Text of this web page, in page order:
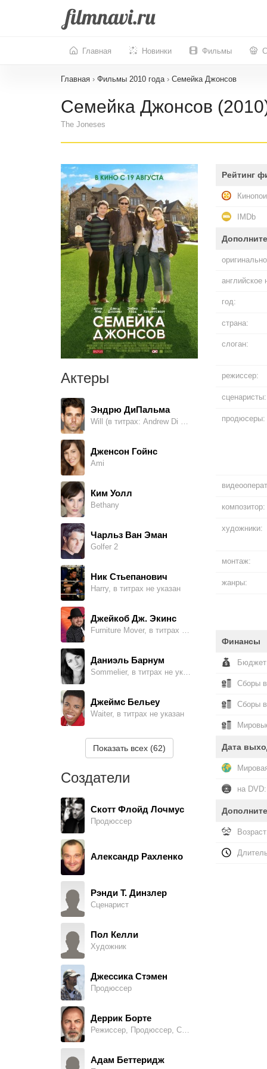
Главная Новинки Фильмы
Главная › Фильмы 2010 года › Семейка Джонсов
Семейка Джонсов
The Joneses
Актеры
Эндрю ДиПальма
Will (в титрах: Andrew Di Palma)
Дженсон Гойнс
Ami
Ким Уолл
Bethany
Чарльз Ван Эман
Golfer 2
Ник Стьепанович
Harry, в титрах не указан
Джейкоб Дж. Экинс
Furniture Mover, в титрах не указан
Даниэль Барнум
Sommelier, в титрах не указан
Джеймс Бельеу
Waiter, в титрах не указан
Ава Лорен Борте
Элла Арчер Борте
Сандра Калерт Борте
Боб Казинс
Дэвид Фигенбаум
Николас Джанкола
Патрик МакДональд
Показать всех (62)
Создатели
Скотт Флойд Лочмус
Продюссер
Александр Рахленко
Рэнди Т. Динзлер
Сценарист
Пол Келли
Художник
Джессика Стэмен
Продюссер
Деррик Борте
Режиссер, Продюссер, Сценарист
Адам Беттеридж
Рейтинг
IMDb
английское
год:
страна:
слоган:
режиссер:
сценаристы:
продюсеры:
композитор:
художники:
монтаж:
жанры:
Финансы
Сборы
Сборы
Дата
на DVD: